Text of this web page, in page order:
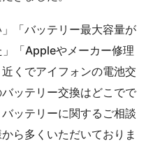
「バッテリー最大容量が
「Appleやメーカー修理
くでアイフォンの電池交
ッテリー交換はどこでで
ッテリーに関するご相談
ら多くいただいておりま